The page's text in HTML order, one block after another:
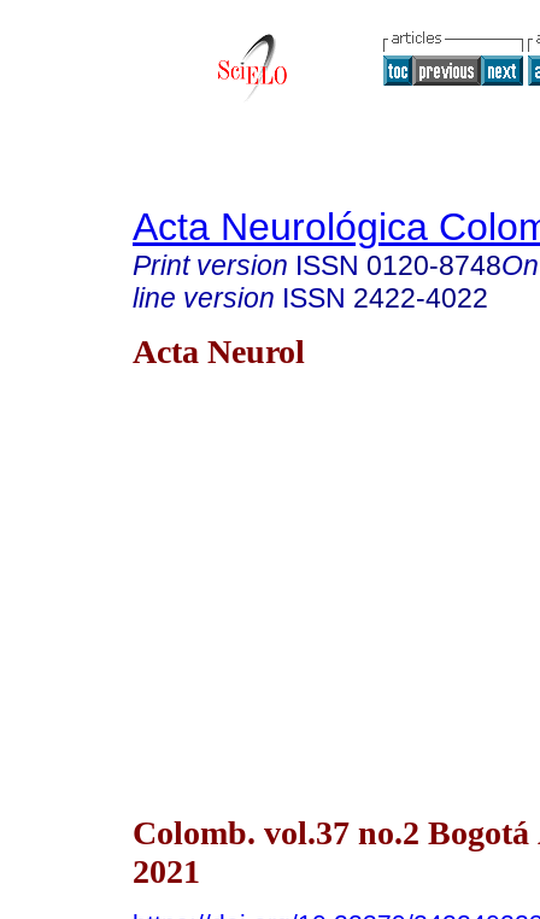
Acta Neurológica
Print version ISSN 0120-8748
line version ISSN 2422-4022
Acta Neurol
Colomb. vol.37 no.2
2021